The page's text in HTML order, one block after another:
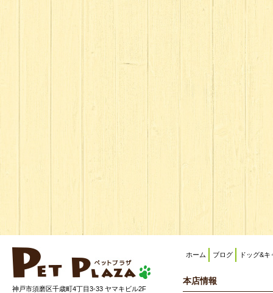
神戸市須磨区千歳町4丁目3-33 ヤマキビル2F
ホーム ブログ ドッグ&キ
本店情報